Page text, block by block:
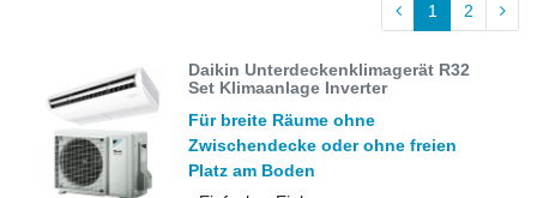
1 2
Daikin Unterdeckenklimagerät R32
Set Klimaanlage Inverter
Für breite Räume ohne
Zwischendecke oder ohne freien
Platz am Boden